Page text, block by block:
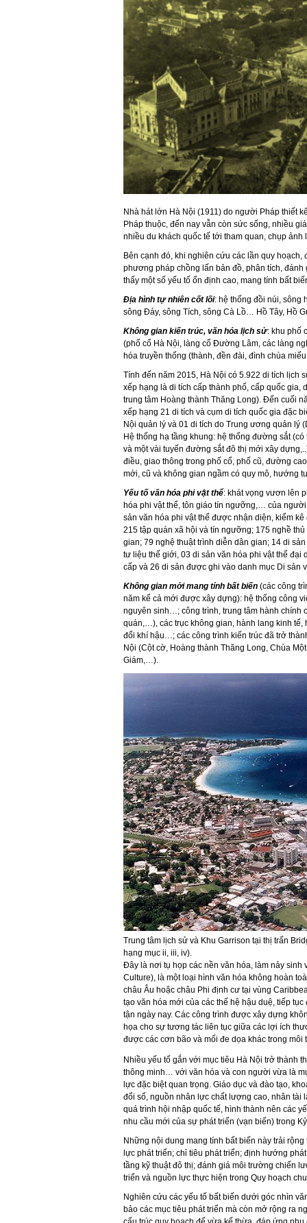
Nhà hát lớn Hà Nội (1911) do người Pháp thiết
Pháp thuộc, đến nay vẫn còn sức sống, nhiều
nhiều du khách quốc tế tới tham quan, chụp ảnh
Bên cạnh đó, khi nghiên cứu các lần quy
phương pháp chồng lấn bản đồ, phân tích,
thấy một số yếu tố ổn định cao, mang tính bất
Địa hình tự nhiên cốt lõi: hệ thống đồi núi, sông
sông Đáy, sông Tích, sông Cà Lồ… Hồ Tây, Hồ
Không gian kiến trúc, văn hóa lịch sử: khu phố
(phố cổ Hà Nội, làng cổ Đường Lâm, các làng
hóa truyền thống (thành, đền đài, đình chùa
Tính đến năm 2015, Hà Nội có 5.922 di tích lịch
xếp hạng là di tích cấp thành phố, cấp quốc gia,
trung tâm Hoàng thành Thăng Long). Đến cuối
xếp hạng 21 di tích và cụm di tích quốc gia đặc
Nội quản lý và 01 di tích do Trung ương quản lý
Hệ thống hạ tầng khung: hệ thống đường sắt
và một vài tuyến đường sắt đô thị mới xây
điều, giao thông trong phố cổ, phố cũ, đường
mới, cũ và không gian ngầm có quy mô, hướng
Yếu tố văn hóa phi vật thể: khát vọng vươn lên
hóa phi vật thể, tôn giáo tín ngưỡng,… của
sản văn hóa phi vật thể được nhận diện, kiểm
215 tập quán xã hội và tín ngưỡng; 175 nghề
gian; 79 nghệ thuật trình diễn dân gian; 14 di
tư liệu thế giới, 03 di sản văn hóa phi vật thể đại
cấp và 26 di sản được ghi vào danh mục Di sản
Không gian mới mang tính bất biến (các công
năm kể cả mới được xây dựng): hệ thống công
nguyên sinh…; công trình, trung tâm hành chính
quán,…), các trục không gian, hành lang kinh
đổi khí hậu…; các công trình kiến trúc đã trở
Nội (Cột cờ, Hoàng thành Thăng Long, Chùa
Giám,…).
Trung tâm lịch sử và Khu Garrison tại thị trấn
hạng mục ii, iii, iv).
Đây là nơi tụ họp các nền văn hóa, làm nảy sinh
Culture), là một loại hình văn hóa không hoàn
châu Âu hoặc châu Phi định cư tại vùng
tạo văn hóa mới của các thế hệ hậu duệ, tiếp
tận ngày nay. Các công trình được xây dựng
họa cho sự tương tác liên tục giữa các lợi ích
được các cơn bão và mối đe dọa khác trong
Nhiều yếu tố gắn với mục tiêu Hà Nội trở thành
thông minh… với văn hóa và con người vừa là
lực đặc biệt quan trọng. Giáo dục và đào tạo,
đổi số, nguồn nhân lực chất lượng cao, nhân tài
quá trình hội nhập quốc tế, hình thành nên các
nhu cầu mới của sự phát triển (vạn biến) trong
Những nội dung mang tính bất biến này trải
lực phát triển; chỉ tiêu phát triển; định hướng
tầng kỹ thuật đô thị; đánh giá môi trường chiến
triển và nguồn lực thực hiện trong Quy hoạch
Nghiên cứu các yếu tố bất biến dưới góc nhìn
bảo các mục tiêu phát triển mà còn mở rộng ra